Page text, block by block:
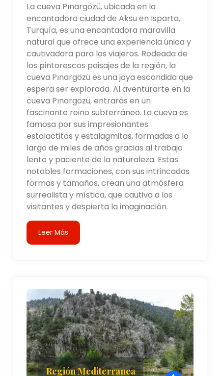
La cueva Pınargözü, ubicada en la
encantadora ciudad de Aksu en Isparta,
Turquía, es una encantadora maravilla
natural que ofrece una experiencia única y
cautivadora para los viajeros. Rodeada de
los pintorescos paisajes de la región, la
cueva Pınargözü es una joya escondida que
espera ser explorada. Al aventurarte en la
cueva Pınargözü, entrarás en un
fascinante reino subterráneo. La cueva es
famosa por sus impresionantes
estalactitas y estalagmitas, formadas a lo
largo de miles de años gracias al trabajo
lento y paciente de la naturaleza. Estas
notables formaciones, con sus intrincadas
formas y tamaños, crean una atmósfera
surrealista y mística, que cautiva a los
visitantes y despierta la imaginación.
Leer Más
Región Mediterranea